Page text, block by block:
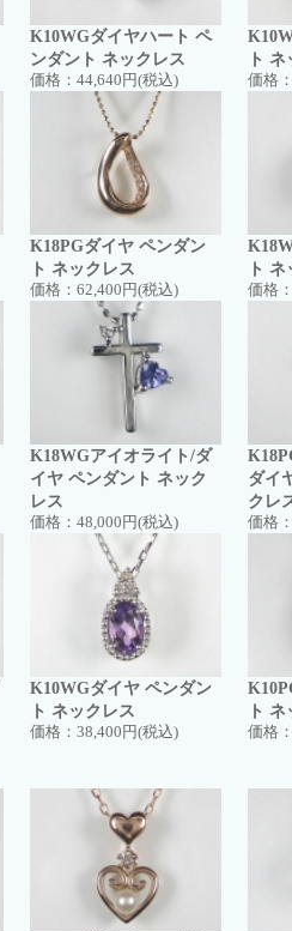
K10WGダイヤハート ペ
ンダント ネックレス
価格： 44,640円(税込)
ト
価格：
K18PGダイヤ ペンダン
ト ネックレス
価格： 62,400円(税込)
ト
価格：
K18WGアイオライト/ダ
イヤ ペンダント ネック
レス
価格： 48,000円(税込)
ダイ
クレ
価格：
K10WGダイヤ ペンダン
ト ネックレス
価格： 38,400円(税込)
ト
価格：